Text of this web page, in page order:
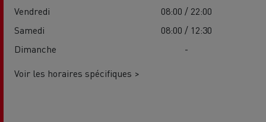
Vendredi
08:00 / 22:00
Samedi
08:00 / 12:30
Dimanche
-
Voir les horaires spécifiques >